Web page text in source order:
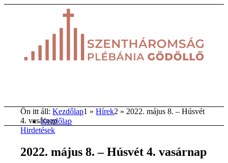
Kezdőlap
Ön itt áll: Kezdőlap1 »Hírek2 » 2022. május 8. – Húsvét
4. vasárnap
Hirdetések
2022. május 8. – Húsvét 4. vasárnap